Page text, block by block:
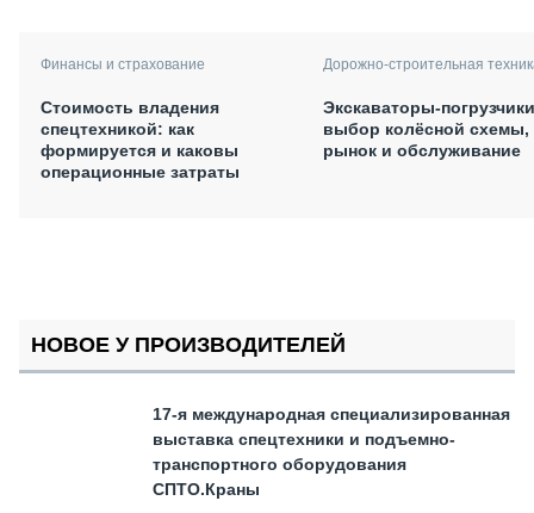
Финансы и страхование
Стоимость владения
спецтехникой: как
формируется и каковы
операционные затраты
Дорожно-строительная
Экскаваторы-
выбор колёсной схемы,
рынок и обслуживание
НОВОЕ У ПРОИЗВОДИТЕЛЕЙ
17-я международная специализированная
выставка спецтехники и подъемно-
транспортного оборудования
СПТО.Краны